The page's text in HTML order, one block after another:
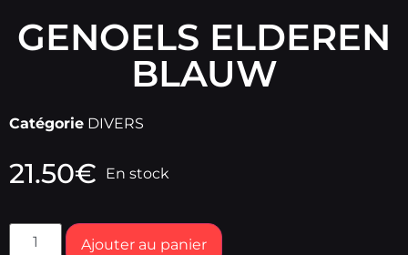
GENOELS ELDEREN
BLAUW
Catégorie DIVERS
21.50€ En stock
Ajouter au panier